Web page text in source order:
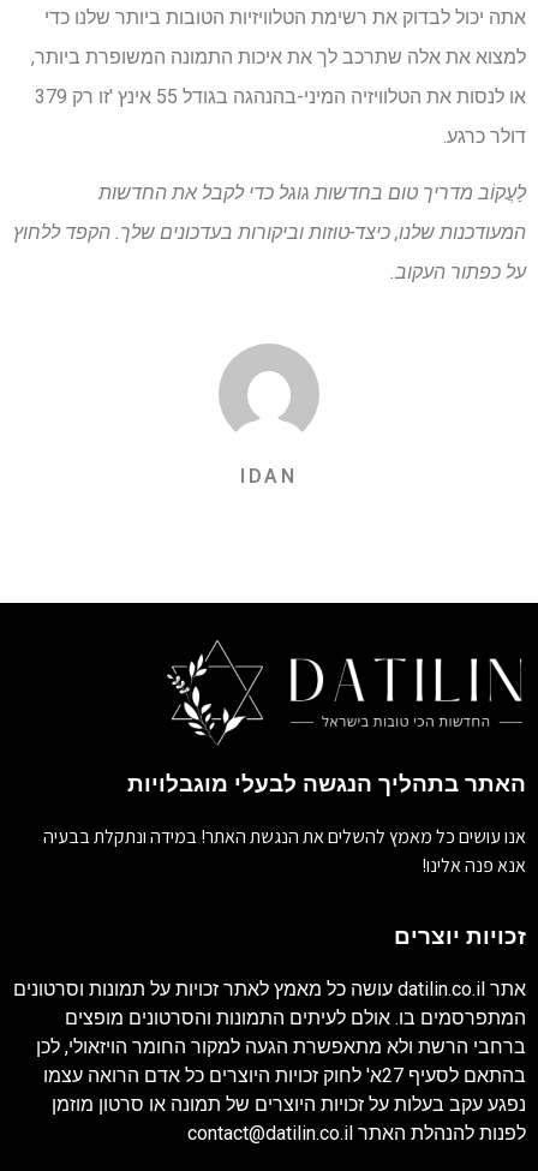
אתה יכול לבדוק את רשימת הטלוויזיות הטובות ביותר שלנו כדי
למצוא את אלה שתרכב לך את איכות התמונה המשופרת ביותר,
או לנסות את הטלוויזיה המיני-בהנהגה בגודל 55 אינץ 'זו רק 379
דולר כרגע.
לַעֲקוֹב מדריך טום בחדשות גוגל כדי לקבל את החדשות
המעודכנות שלנו, כיצד-טוזות וביקורות בעדכונים שלך. הקפד ללחוץ
על כפתור העקוב.
IDAN
האתר בתהליך הנגשה לבעלי מוגבלויות
אנו עושים כל מאמץ להשלים את הנגשת האתר! במידה ונתקלת בבעיה
אנא פנה אלינו!
זכויות יוצרים
אתר datilin.co.il עושה כל מאמץ לאתר זכויות על תמונות וסרטונים
המתפרסמים בו. אולם לעיתים התמונות והסרטונים מופצים
ברחבי הרשת ולא מתאפשרת הגעה למקור החומר הויזאולי, לכן
בהתאם לסעיף 27א' לחוק זכויות היוצרים כל אדם הרואה עצמו
נפגע עקב בעלות על זכויות היוצרים של תמונה או סרטון מוזמן
לפנות להנהלת האתר contact@datilin.co.il